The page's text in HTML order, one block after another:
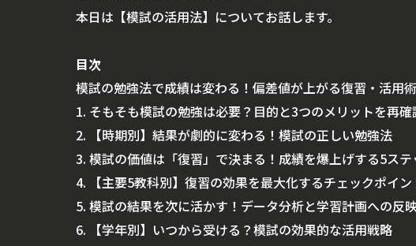
本日は【模試の活用法】についてお話します。
目次
模試の勉強法で成績は変わる！偏差値が上がる復習・活用
1. そもそも模試の勉強は必要？目的と3つのメリットを再確
2. 【時期別】結果が劇的に変わる！模試の正しい勉強法
3. 模試の価値は「復習」で決まる！成績を爆上げする5ス
4. 【主要5教科別】復習の効果を最大化するチェックポイン
5. 模試の結果を次に活かす！データ分析と学習計画への反
6. 【学年別】いつから受ける？模試の効果的な活用戦略